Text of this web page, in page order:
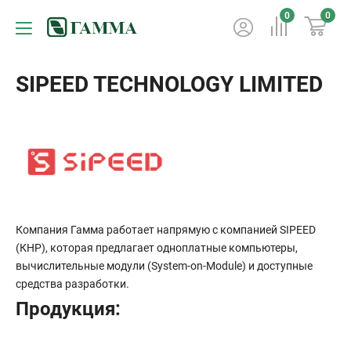
0 0
SIPEED TECHNOLOGY LIMITED
Компания Гамма работает напрямую с компанией SIPEED
(КНР), которая предлагает одноплатные компьютеры,
вычислительные модули (System-on-Module) и доступные
средства разработки.
Продукция: